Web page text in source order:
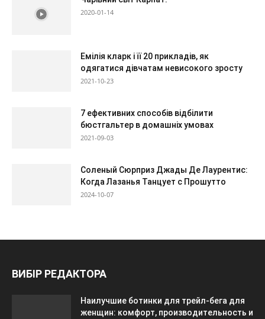
2020-01-14
Емілія кларк і її 20 прикладів, як
одягатися дівчатам невисокого зросту
2021-10-23
7 ефективних способів відбілити
бюстгальтер в домашніх умовах
2021-09-03
Соленый Сюрприз Джады Де Лаурентис:
Когда Лазанья Танцует с Прошутто
2024-10-07
ВИБІР РЕДАКТОРА
Наилучшие ботинки для трейл-бега для
женщин: комфорт, производительность и